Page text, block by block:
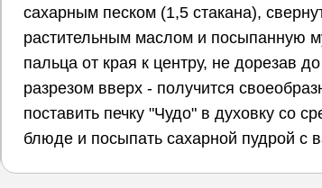
сахарным песком (1,5 стакана),
растительным маслом и посыпанную
пальца от края к центру, не дорезав
разрезом вверх - получится
поставить печку "Чудо" в духовку со
блюде и посыпать сахарной пудрой с